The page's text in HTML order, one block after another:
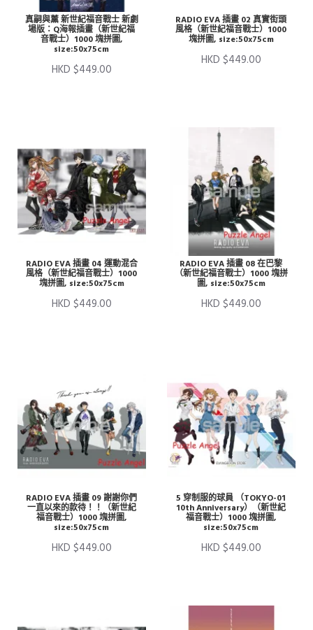
真嗣與薰 新世紀福音戰士 新劇
場版：Q海報插畫（新世紀福
音戰士）1000 塊拼圖,
size:50x75cm
HKD $449.00
RADIO EVA 插畫 02 真實街頭
風格（新世紀福音戰士）1000
塊拼圖, size:50x75cm
HKD $449.00
RADIO EVA 插畫 04 運動混合
風格（新世紀福音戰士）1000
塊拼圖, size:50x75cm
HKD $449.00
RADIO EVA 插畫 08 在巴黎
（新世紀福音戰士）1000 塊拼
圖, size:50x75cm
HKD $449.00
RADIO EVA 插畫 09 謝謝你們
一直以來的款待！！（新世紀
福音戰士）1000 塊拼圖,
size:50x75cm
HKD $449.00
5 穿制服的球員 （TOKYO-01
10th Anniversary）（新世紀
福音戰士）1000 塊拼圖,
size:50x75cm
HKD $449.00